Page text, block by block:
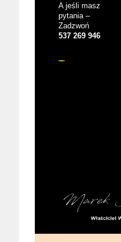
A jeśli masz
pytania –
Zadzwoń
537 269 946